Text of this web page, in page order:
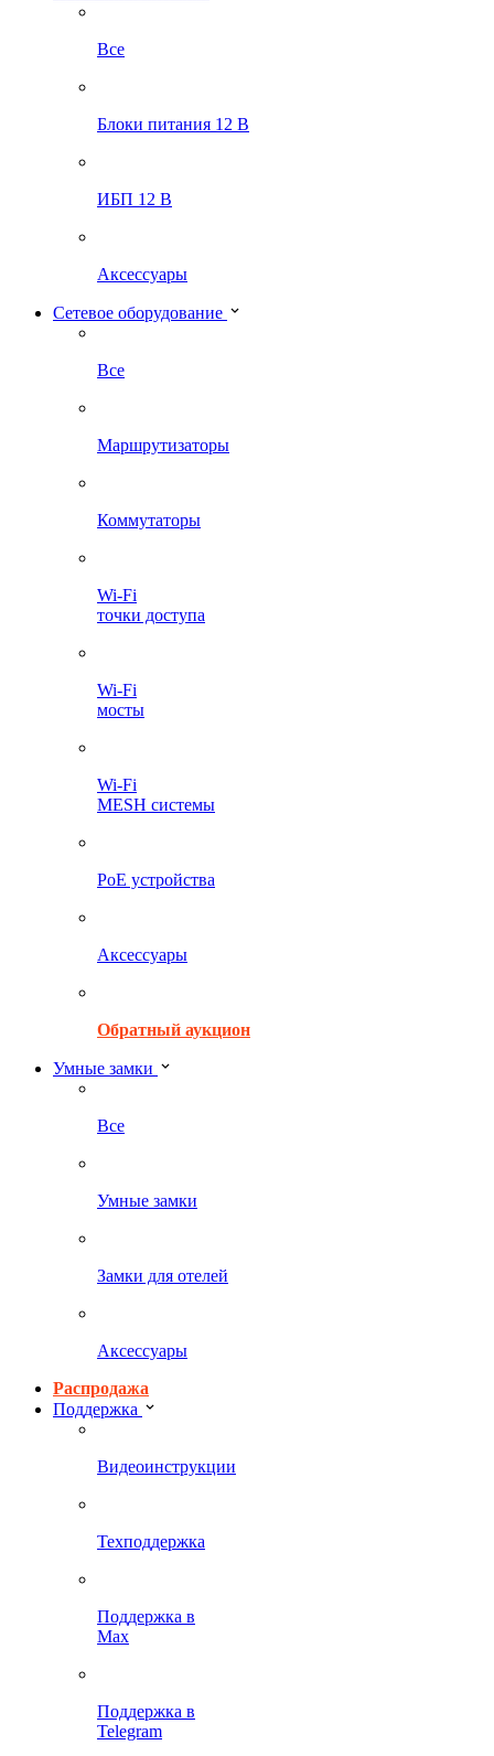
Все
Блоки питания 12 В
ИБП 12 В
Аксессуары
Сетевое оборудование
Все
Маршрутизаторы
Коммутаторы
Wi-Fi
точки доступа
Wi-Fi
мосты
Wi-Fi
MESH системы
PoE устройства
Аксессуары
Обратный аукцион
Умные замки
Все
Умные замки
Замки для отелей
Аксессуары
Распродажа
Поддержка
Видеоинструкции
Техподдержка
Поддержка в
Max
Поддержка в
Telegram